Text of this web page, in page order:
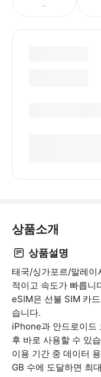
-
상품소개
상품설명
태국/싱가포르/말레이
적이고 속도가 빠릅니
eSIM은 선불 SIM 카
습니다.
iPhone과 안드로이드
후 바로 사용할 수 있
이용 기간 중 데이터
GB 수에 도달하면 최